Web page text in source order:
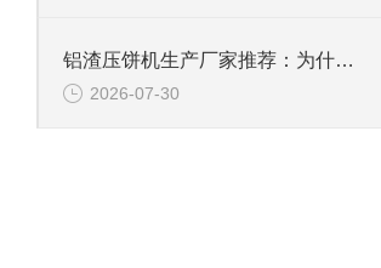
铝渣压饼机生产厂家推荐：为什么恩派特是值得信赖的选择？
2026-07-30